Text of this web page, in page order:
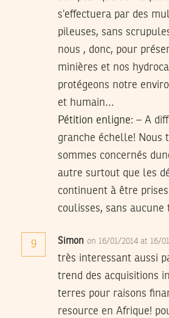
s’effectuera par des
pileuses, sans
nous , donc, pour
minières et nos
protégeons notre
et humain…
Pétition enligne: – A
granche échelle! Nous
sommes concernés
autre surtout que les
continuent à être
coulisses, sans
9 Simon on 16/01/2014 at 16/
très interessant aussi
trend des acquisitions
terres pour raisons
resource en Afrique!